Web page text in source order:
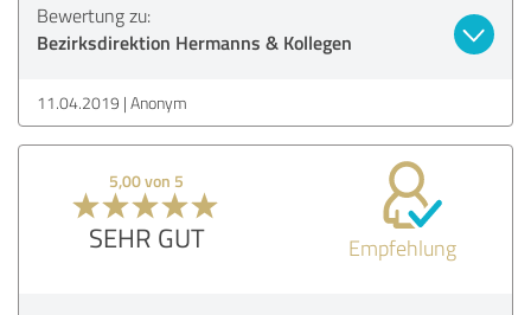
Bewertung zu:
Bezirksdirektion Hermanns & Kollegen
11.04.2019 Anonym
5,00 von 5
SEHR GUT Empfehlung